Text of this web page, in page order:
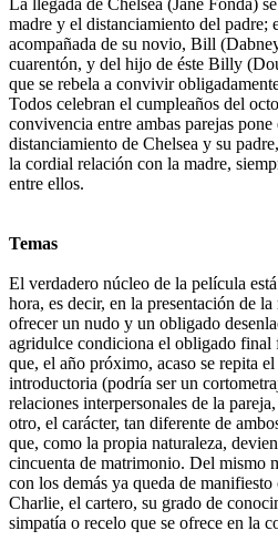
madre y el distanciamiento del padre;
acompañada de su novio, Bill
cuarentón, y del hijo de éste Billy
que se rebela a convivir
Todos celebran el cumpleaños del
convivencia entre ambas parejas
distanciamiento de Chelsea y su
la cordial relación con la madre,
entre ellos.
Temas
El verdadero núcleo de la película
hora, es decir, en la presentación de
ofrecer un nudo y un obligado
agridulce condiciona el obligado final
que, el año próximo, acaso se repita
introductoria (podría ser un
relaciones interpersonales de la
otro, el carácter, tan diferente de
que, como la propia naturaleza,
cincuenta de matrimonio. Del mismo
con los demás ya queda de
Charlie, el cartero, su grado de
simpatía o recelo que se ofrece en la